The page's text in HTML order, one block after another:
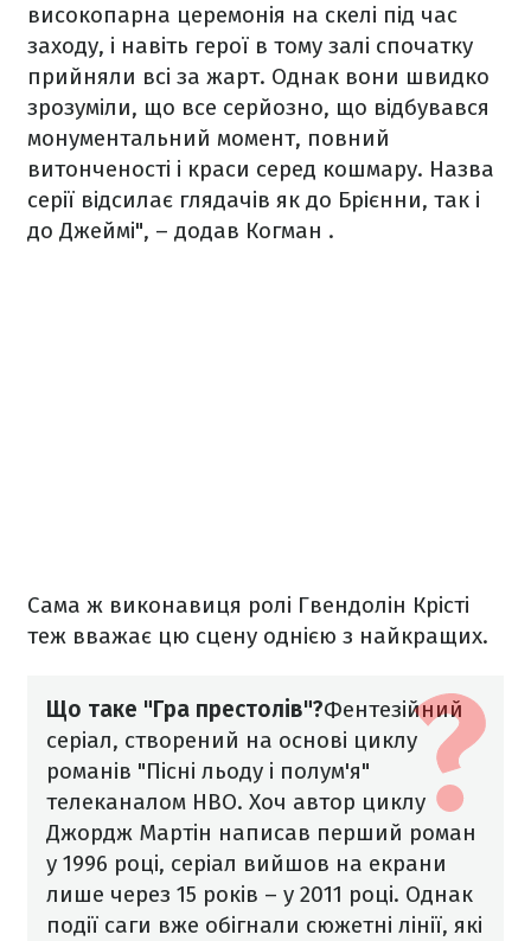
високопарна церемонія на скелі під час
заходу, і навіть герої в тому залі спочатку
прийняли всі за жарт. Однак вони швидко
зрозуміли, що все серйозно, що відбувався
монументальний момент, повний
витонченості і краси серед кошмару. Назва
серії відсилає глядачів як до Брієнни, так і
до Джеймі", – додав Когман .
Сама ж виконавиця ролі Гвендолін Крісті
теж вважає цю сцену однією з найкращих.
Що таке "Гра престолів"?Фентезійний
серіал, створений на основі циклу
романів "Пісні льоду і полум'я"
телеканалом НВО. Хоч автор циклу
Джордж Мартін написав перший роман
у 1996 році, серіал вийшов на екрани
лише через 15 років – у 2011 році. Однак
події саги вже обігнали сюжетні лінії, які